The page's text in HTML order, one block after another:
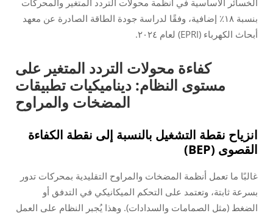
الخسائر الأساسية في أنظمة محولات التردد المتغير والمحركات
بنسبة ١٨٪ إضافية، وفقًا لدراسة جودة الطاقة الصادرة عن معهد
أبحاث الكهرباء (EPRI) لعام ٢٠٢٤.
كفاءة محولات التردد المتغير على
مستوى النظام: ديناميكيات تطبيقات
المضخات والمراوح
انزياح نقطة التشغيل بالنسبة إلى نقطة الكفاءة
القصوى (BEP)
غالبًا ما تعمل أنظمة المضخات والمراوح التقليدية بمحركات تدور
بسرعة ثابتة، وتعتمد على التحكم الميكانيكي في التدفق أو
الضغط (مثل الصمامات والسدادات). وهذا يُجبر النظام على العمل